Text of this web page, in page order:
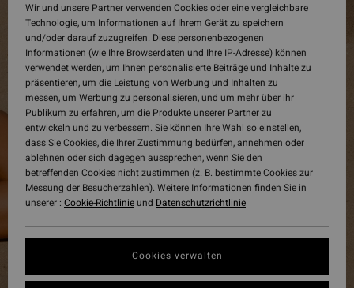
Wir und unsere Partner verwenden Cookies oder eine vergleichbare
Technologie, um Informationen auf Ihrem Gerät zu speichern
und/oder darauf zuzugreifen. Diese personenbezogenen
Informationen (wie Ihre Browserdaten und Ihre IP-Adresse) können
verwendet werden, um Ihnen personalisierte Beiträge und Inhalte zu
präsentieren, um die Leistung von Werbung und Inhalten zu
messen, um Werbung zu personalisieren, und um mehr über ihr
Publikum zu erfahren, um die Produkte unserer Partner zu
entwickeln und zu verbessern. Sie können Ihre Wahl so einstellen,
dass Sie Cookies, die Ihrer Zustimmung bedürfen, annehmen oder
ablehnen oder sich dagegen aussprechen, wenn Sie den
betreffenden Cookies nicht zustimmen (z. B. bestimmte Cookies zur
Messung der Besucherzahlen). Weitere Informationen finden Sie in
unserer : Cookie-Richtlinieund Datenschutzrichtlinie
Cookies verwalten